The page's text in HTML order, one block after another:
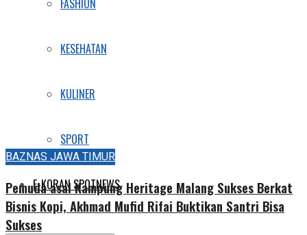
FASHION
KESEHATAN
KULINER
SPORT
E-KORAN SPOTNEWS
BAZNAS JAWA TIMUR
Pemuda asal Kampung Heritage Malang Sukses Berkat
Bisnis Kopi, Akhmad Mufid Rifai Buktikan Santri Bisa
Sukses